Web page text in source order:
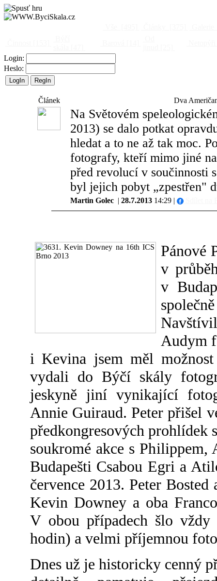
Login:
Heslo:
Článek Dva
Na Světovém
2013) se dalo potkat
hledat a to ne až tak moc.
fotografy, kteří mimo jiné
před revolucí v součinnosti
byl jejich pobyt „zpestřen"
Martin Golec| 28.7.201314:29 | Sdílet na
Pánové
v
v
Audym
i Kevina jsem měl
vydali do Býčí skály
jeskyně jiní vynikající
Annie Guiraud. Peter přišel
předkongresových prohlídek
soukromé akce s
Budapešti Csabou Egri a
července 2013. Peter
Kevin Downey a oba
V obou případech šlo
hodin) a velmi příjemnou
Dnes už je historicky cenný